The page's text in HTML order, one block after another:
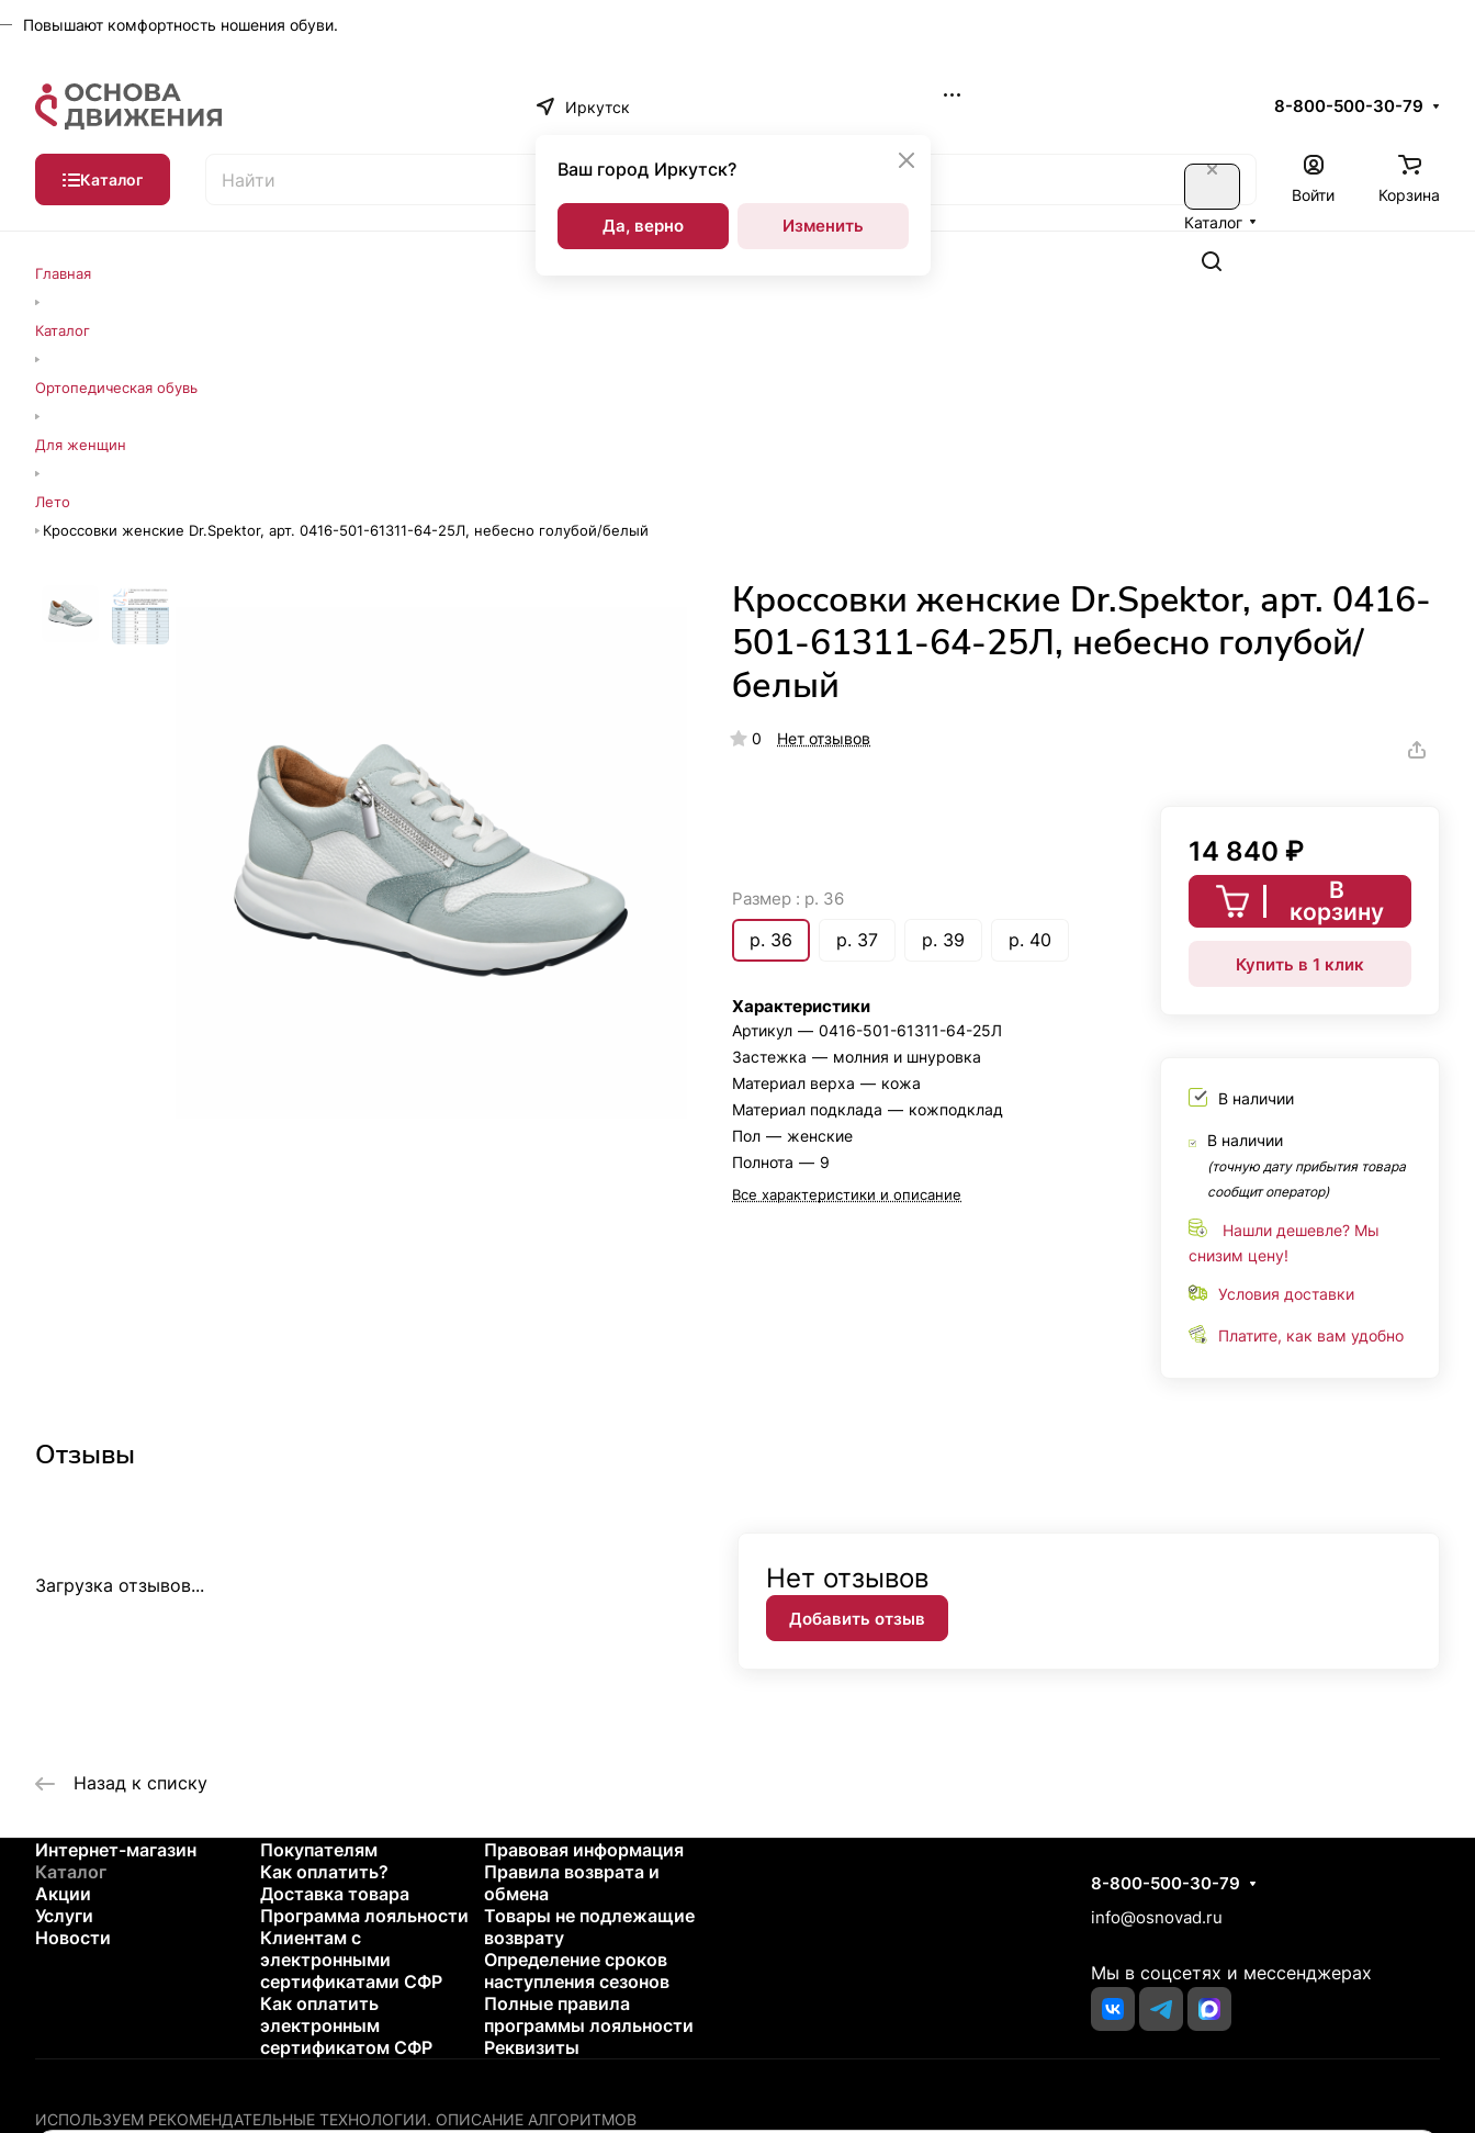
Повышают комфортность ношения обуви.
Иркутск
Ваш город Иркутск?
Да, верно Изменить
8-800-500-30-79
Каталог
Каталог
Войти Корзина
Главная
Каталог
Ортопедическая обувь
Для женщин
Лето
Кроссовки женские Dr.Spektor, арт. 0416-501-61311-64-25Л, небесно голубой/белый
Кроссовки женские Dr.Spektor, арт. 0416-
501-61311-64-25Л, небесно голубой/
белый
0 Нет отзывов
Размер : р. 36
р. 36 р. 37 р. 39 р. 40
Характеристики
Артикул — 0416-501-61311-64-25Л
Застежка — молния и шнуровка
Материал верха — кожа
Материал подклада — кожподклад
Пол — женские
Полнота — 9
Все характеристики и описание
14 840 ₽
В
корзину
Купить в 1 клик
В наличии
В наличии
(точную дату прибытия товара
сообщит оператор)
Нашли дешевле? Мы
снизим цену!
Условия доставки
Платите, как вам удобно
Отзывы
Загрузка отзывов... Нет отзывов
Добавить отзыв
Назад к списку
Интернет-магазин
Каталог
Акции
Услуги
Новости
Покупателям
Как оплатить?
Доставка товара
Программа лояльности
Клиентам с
электронными
сертификатами СФР
Как оплатить
электронным
сертификатом СФР
Правовая информация
Правила возврата и
обмена
Товары не подлежащие
возврату
Определение сроков
наступления сезонов
Полные правила
программы лояльности
Реквизиты
8-800-500-30-79
info@osnovad.ru
Мы в соцсетях и мессенджерах
ИСПОЛЬЗУЕМ РЕКОМЕНДАТЕЛЬНЫЕ ТЕХНОЛОГИИ. ОПИСАНИЕ АЛГОРИТМОВ